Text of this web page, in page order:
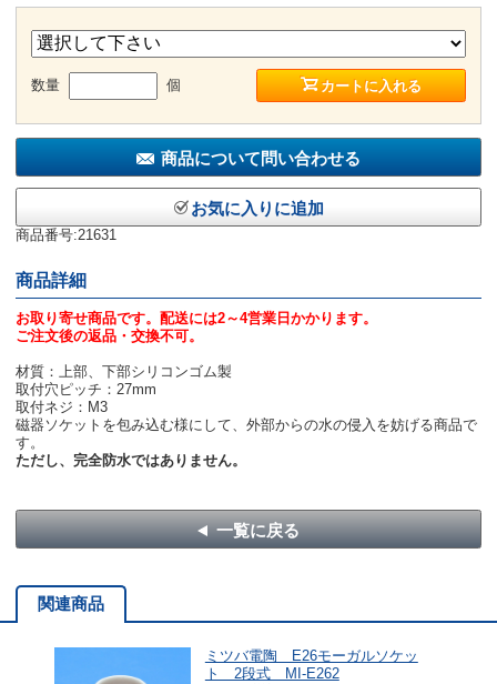
数量 個 カートに入れる
商品について問い合わせる
お気に入りに追加
商品番号:21631
商品詳細
お取り寄せ商品です。配送には2～4営業日かかります。
ご注文後の返品・交換不可。
材質：上部、下部シリコンゴム製
取付穴ピッチ：27mm
取付ネジ：M3
磁器ソケットを包み込む様にして、外部からの水の侵入を妨げる商品で
す。
ただし、完全防水ではありません。
一覧に戻る
関連商品
ミツバ電陶 E26モーガルソケッ
ト 2段式 MI-E262